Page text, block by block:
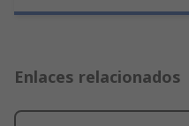
Enlaces relacionados